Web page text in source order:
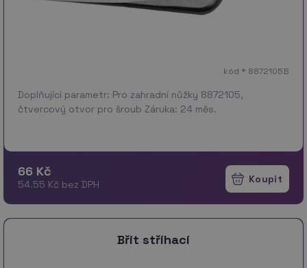
kód * 8872105B
Doplňující parametr: Pro zahradní nůžky 8872105,
čtvercový otvor pro šroub Záruka: 24 měs.
66 Kč
54.55 Kč bez DPH
Břit stříhací